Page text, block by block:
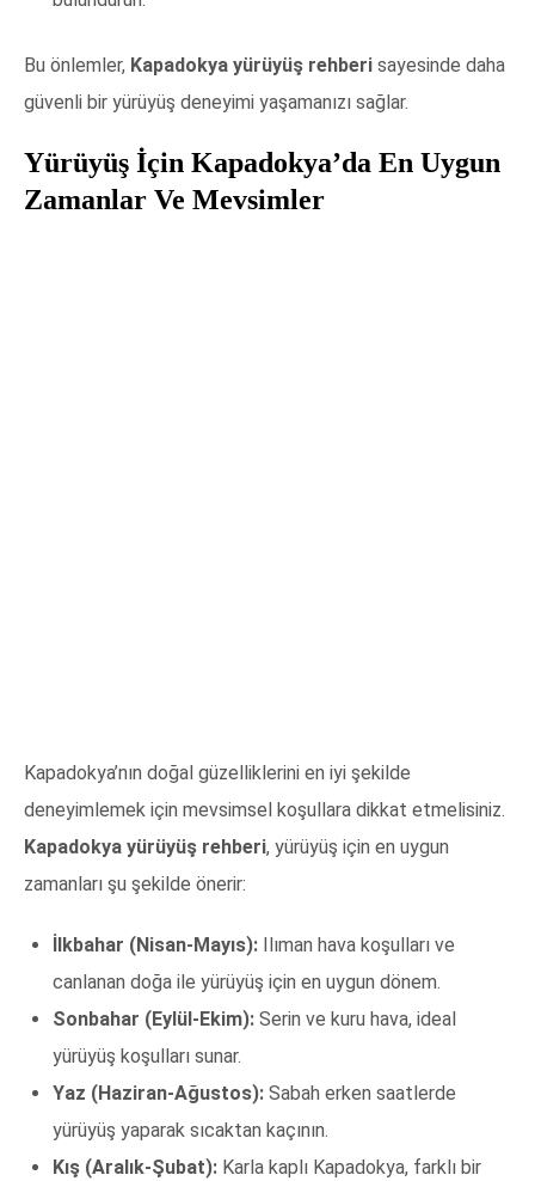
Bu önlemler, Kapadokya yürüyüş rehberi sayesinde daha
güvenli bir yürüyüş deneyimi yaşamanızı sağlar.
Yürüyüş İçin Kapadokya’da En Uygun
Zamanlar Ve Mevsimler
Kapadokya’nın doğal güzelliklerini en iyi şekilde
deneyimlemek için mevsimsel koşullara dikkat etmelisiniz.
Kapadokya yürüyüş rehberi, yürüyüş için en uygun
zamanları şu şekilde önerir:
İlkbahar (Nisan-Mayıs): Ilıman hava koşulları ve
canlanan doğa ile yürüyüş için en uygun dönem.
Sonbahar (Eylül-Ekim): Serin ve kuru hava, ideal
yürüyüş koşulları sunar.
Yaz (Haziran-Ağustos): Sabah erken saatlerde
yürüyüş yaparak sıcaktan kaçının.
Kış (Aralık-Şubat): Karla kaplı Kapadokya, farklı bir